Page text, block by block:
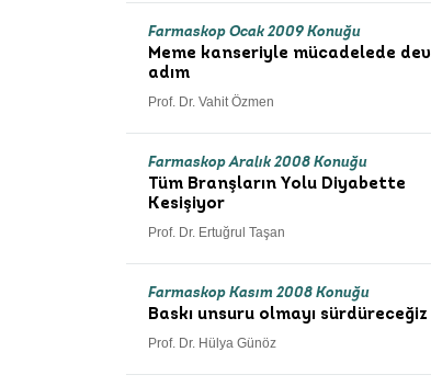
Farmaskop Ocak 2009 Konuğu
Meme kanseriyle mücadelede dev
adım
Prof. Dr. Vahit Özmen
Farmaskop Aralık 2008 Konuğu
Tüm Branşların Yolu Diyabette
Kesişiyor
Prof. Dr. Ertuğrul Taşan
Farmaskop Kasım 2008 Konuğu
Baskı unsuru olmayı sürdüreceğiz
Prof. Dr. Hülya Günöz